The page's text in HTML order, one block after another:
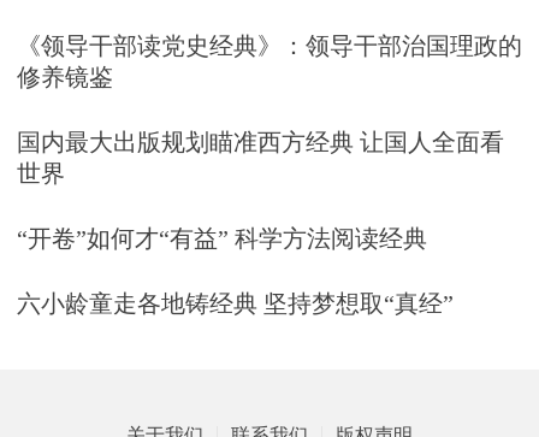
《领导干部读党史经典》：领导干部治国理政的
修养镜鉴
国内最大出版规划瞄准西方经典 让国人全面看
世界
“开卷”如何才“有益” 科学方法阅读经典
六小龄童走各地铸经典 坚持梦想取“真经”